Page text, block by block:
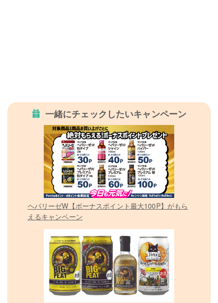
一緒にチェックしたいキャンペーン
ヘパリーゼW【ボーナスポイント最大100P】がもら
えるキャンペーン